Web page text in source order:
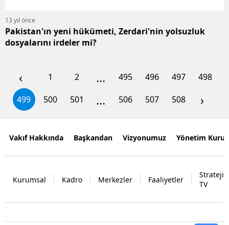
13 yıl önce
Pakistan'ın yeni hükümeti, Zerdari'nin yolsuzluk
dosyalarını irdeler mi?
‹ 1 2 ... 495 496 497
498
499
500 501 ... 506 507 508 ›
Vakıf Hakkında Başkandan Vizyonumuz Yönetim
Kurumsal Kadro Merkezler Faaliyetler
Strateji
TV